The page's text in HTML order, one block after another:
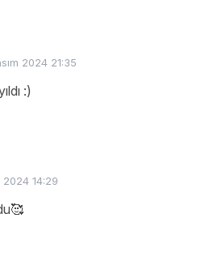
2024 21:35
:)
2024 14:29